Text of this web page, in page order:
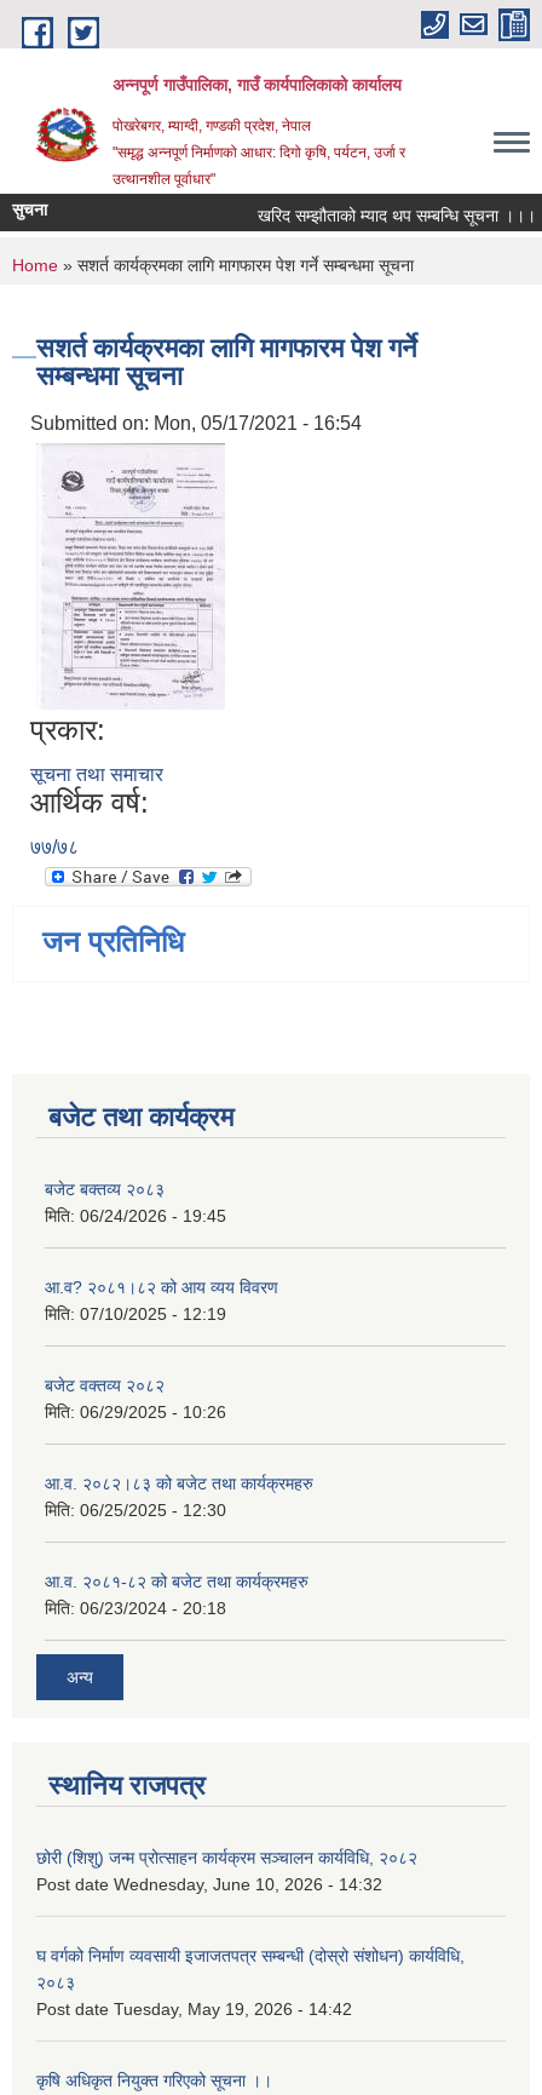
Skip to main content
अन्‍नपूर्ण गाउँपालिका, गाउँ कार्यपालिकाको कार्यालय
पोखरेबगर, म्याग्दी, गण्डकी प्रदेश, नेपाल
"समृद्ध अन्‍नपूर्ण निर्माणको आधार: दिगो कृषि, पर्यटन, उर्जा र
उत्थानशील पूर्वाधार"
सुचना खरिद सम्झौताको म्याद थप सम्बन्धि सूचना ।।।
You are here
Home » सशर्त कार्यक्रमका लागि मागफारम पेश गर्ने सम्बन्धमा सूचना
सशर्त कार्यक्रमका लागि मागफारम पेश गर्ने
सम्बन्धमा सूचना
Submitted on: Mon, 05/17/2021 - 16:54
प्रकार:
सूचना तथा समाचार
आर्थिक वर्ष:
७७/७८
जन प्रतिनिधि
बजेट तथा कार्यक्रम
बजेट बक्तव्य २०८३
मिति: 06/24/2026 - 19:45
आ.व? २०८१।८२ को आय व्यय विवरण
मिति: 07/10/2025 - 12:19
बजेट वक्तव्य २०८२
मिति: 06/29/2025 - 10:26
आ.व. २०८२।८३ को बजेट तथा कार्यक्रमहरु
मिति: 06/25/2025 - 12:30
आ.व. २०८१-८२ को बजेट तथा कार्यक्रमहरु
मिति: 06/23/2024 - 20:18
अन्य
स्थानिय राजपत्र
छोरी (शिशु) जन्म प्रोत्साहन कार्यक्रम सञ्चालन कार्यविधि, २०८२
Post date Wednesday, June 10, 2026 - 14:32
घ वर्गको निर्माण व्यवसायी इजाजतपत्र सम्बन्धी (दोस्रो संशोधन) कार्यविधि,
२०८३
Post date Tuesday, May 19, 2026 - 14:42
कृषि अधिकृत नियुक्त गरिएको सूचना ।।